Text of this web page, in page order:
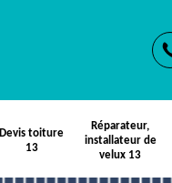
Devis toiture
13
Réparateur,
installateur de
velux 13